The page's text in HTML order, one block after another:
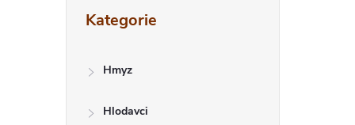
kategorie
Kategorie
Hmyz
Hlodavci